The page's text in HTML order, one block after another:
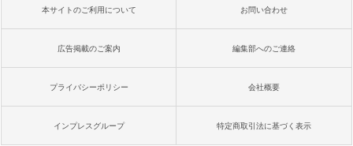
本サイトのご利用について お問い合わせ
広告掲載のご案内 編集部へのご連絡
プライバシーポリシー 会社概要
インプレスグループ 特定商取引法に基づく表示